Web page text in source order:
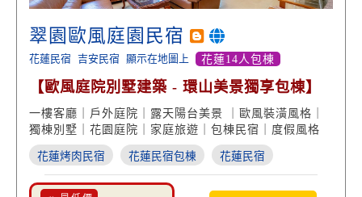
翠園歐風庭園民宿
花蓮民宿 吉安民宿 顯示在地圖上 花蓮14人包棟
【歐風庭院別墅建築 - 環山美景獨享包棟】
一樓客廳｜戶外庭院｜露天陽台美景 ｜歐風裝潢風格｜
獨棟別墅｜花園庭院｜家庭旅遊｜包棟民宿｜度假風格
花蓮烤肉民宿 花蓮民宿包棟 花蓮民宿